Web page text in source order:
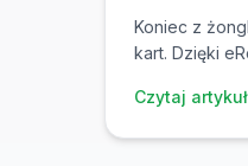
Koniec z
kart. Dzięki
Europie z
Czytaj artykuł